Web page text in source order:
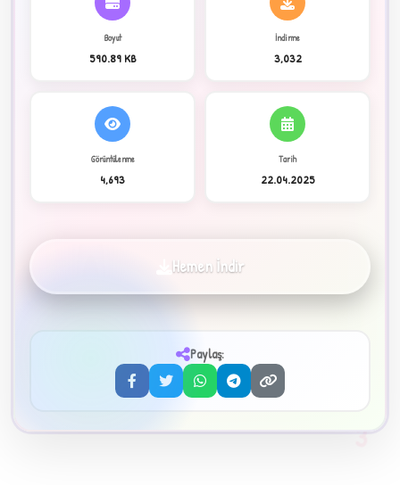
3
Boyut
590.89 KB
İndirme
3,032
Görüntülenme
4,693
Tarih
22.04.2025
Hemen İndir
Paylaş: